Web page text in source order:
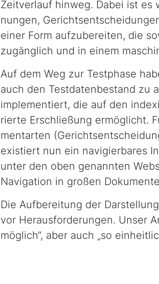
Zeitverlauf hinweg. Dabei ist
nun­gen,
einer Form aufzubereiten, die
zugänglich und in einem
Auf dem Weg zur Testphase
auch den Testdatenbestand zu
implementiert, die auf den
rier­te Erschließung ermöglicht.
ment­ar­ten
existiert nun ein navigierbares
unter den oben genannten
Navigation in großen
Die Aufbereitung der
vor Herausforderungen. Unser
möglich“, aber auch „so